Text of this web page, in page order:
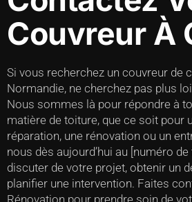
Couvreur À
Si vous recherchez un couvreur de
Normandie, ne cherchez pas plus
Nous sommes là pour répondre à
matière de toiture, que ce soit pour
réparation, une rénovation ou un
nous dès aujourd’hui au [numéro
discuter de votre projet, obtenir un
planifier une intervention. Faites